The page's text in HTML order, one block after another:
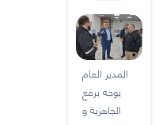
المدير العام
يوجه برفع
الجاهزية و